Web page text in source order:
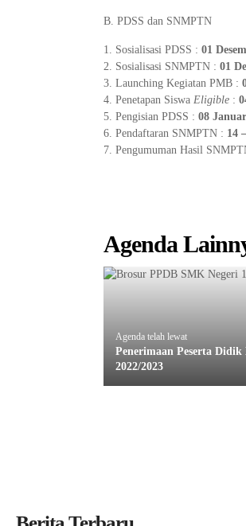
B. PDSS dan SNMPTN
Sosialisasi PDSS : 01
Sosialisasi SNMPTN : 01
Launching Kegiatan PMB :
Penetapan Siswa Eligible :
Pengisian PDSS : 08
Pendaftaran SNMPTN : 14
Pengumuman Hasil
Agenda
Agenda telah lewat
Penerimaan Peserta Didik
2022/2023